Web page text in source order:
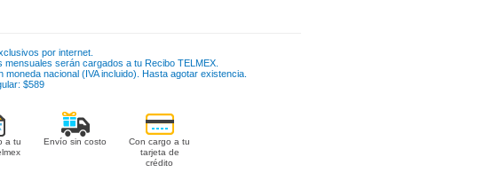
por internet.
mensuales serán cargados a tu Recibo TELMEX.
moneda nacional (IVA incluido). Hasta agotar existencia.
$589
a tu
Envío sin costo
Con cargo a tu
tarjeta de
crédito